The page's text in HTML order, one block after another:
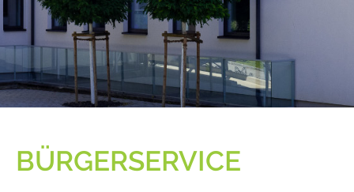
BÜRGERSERVICE